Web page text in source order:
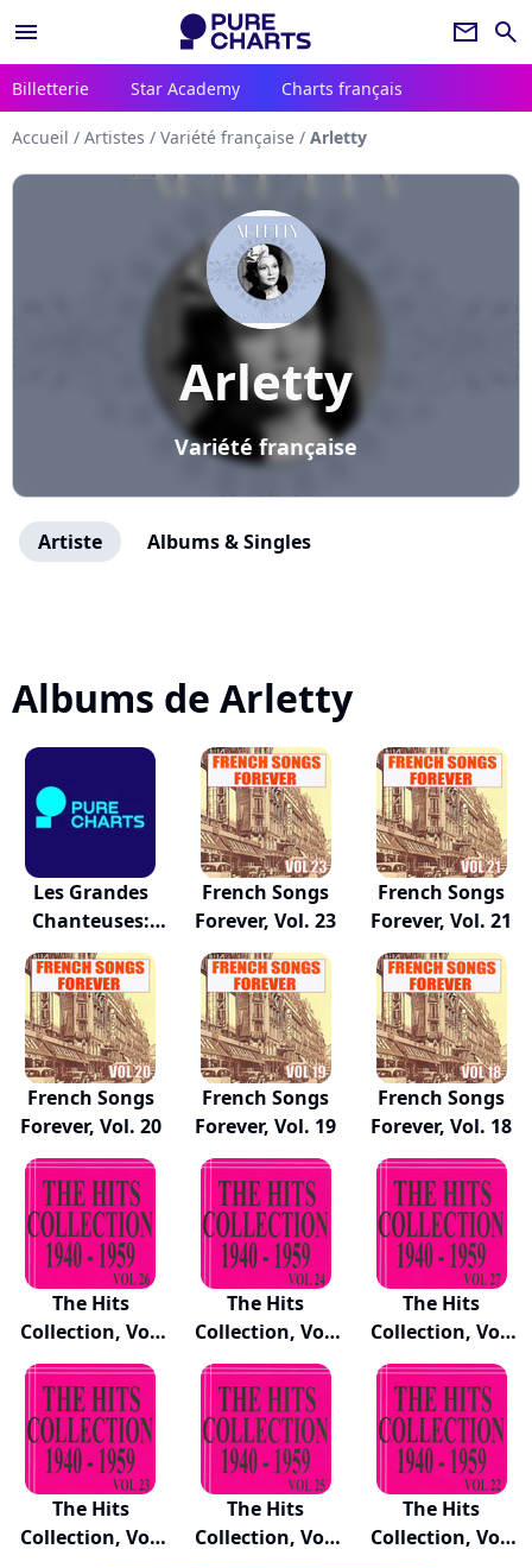
menu newsletter search
Billetterie Star Academy Charts français
Accueil / Artistes / Variété française / Arletty
Arletty
Variété française
Artiste Albums & Singles
Albums de Arletty
Les Grandes
Chanteuses:
Piaf,...
French Songs
Forever, Vol. 23
French Songs
Forever, Vol. 21
French Songs
Forever, Vol. 20
French Songs
Forever, Vol. 19
French Songs
Forever, Vol. 18
The Hits
Collection, Vol.
26
The Hits
Collection, Vol.
24
The Hits
Collection, Vol.
27
The Hits
Collection, Vol.
The Hits
Collection, Vol.
The Hits
Collection, Vol.